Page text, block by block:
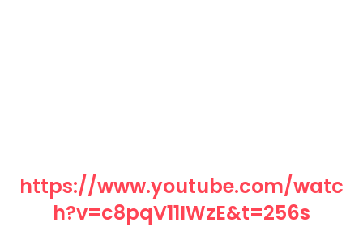
https://www.youtube.com/watc
h?v=c8pqV11IWzE&t=256s